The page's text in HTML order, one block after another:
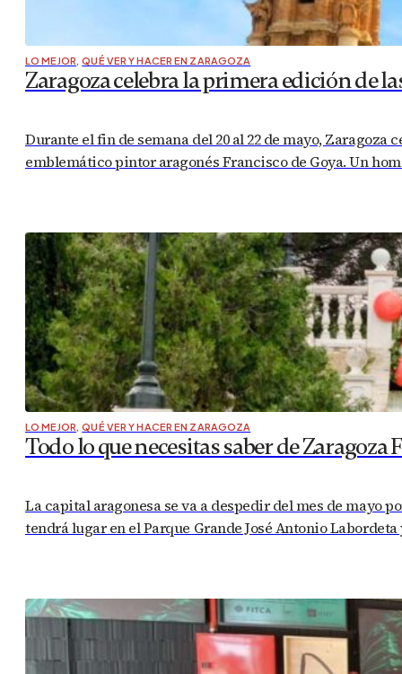
LO MEJOR, QUÉ VER Y HACER EN ZARAGOZA
Zaragoza celebra la primera edición de
Durante el fin de semana del 20 al 22 de mayo,
emblemático pintor aragonés Francisco de Goya. Un
LO MEJOR, QUÉ VER Y HACER EN ZARAGOZA
Todo lo que necesitas saber de Zaragoza
La capital aragonesa se va a despedir del mes de mayo
tendrá lugar en el Parque Grande José Antonio